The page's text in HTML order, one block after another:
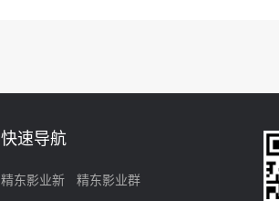
快速导航
精东影业新
精东影业群